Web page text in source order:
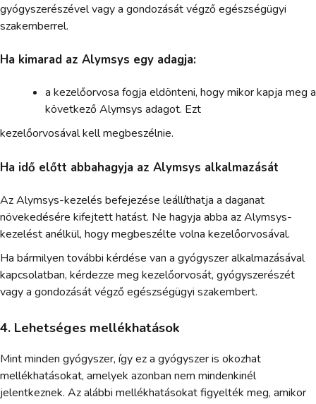
gyógyszerészével vagy a gondozását végző egészségügyi
szakemberrel.
Ha kimarad az Alymsys egy adagja:
a kezelőorvosa fogja eldönteni, hogy mikor kapja meg a
következő Alymsys adagot. Ezt
kezelőorvosával kell megbeszélnie.
Ha idő előtt abbahagyja az Alymsys alkalmazását
Az Alymsys-kezelés befejezése leállíthatja a daganat
növekedésére kifejtett hatást. Ne hagyja abba az Alymsys-
kezelést anélkül, hogy megbeszélte volna kezelőorvosával.
Ha bármilyen további kérdése van a gyógyszer alkalmazásával
kapcsolatban, kérdezze meg kezelőorvosát, gyógyszerészét
vagy a gondozását végző egészségügyi szakembert.
4. Lehetséges mellékhatások
Mint minden gyógyszer, így ez a gyógyszer is okozhat
mellékhatásokat, amelyek azonban nem mindenkinél
jelentkeznek. Az alábbi mellékhatásokat figyelték meg, amikor